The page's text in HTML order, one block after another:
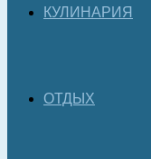
КУЛИНАРИЯ
ОТДЫХ